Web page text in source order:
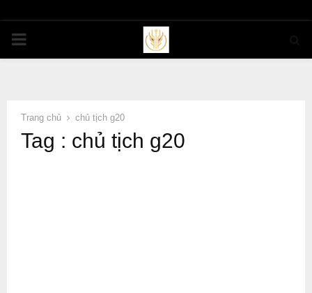
PRIMARY
Trang chủ chủ tịch g20
Tag : chủ tịch g20